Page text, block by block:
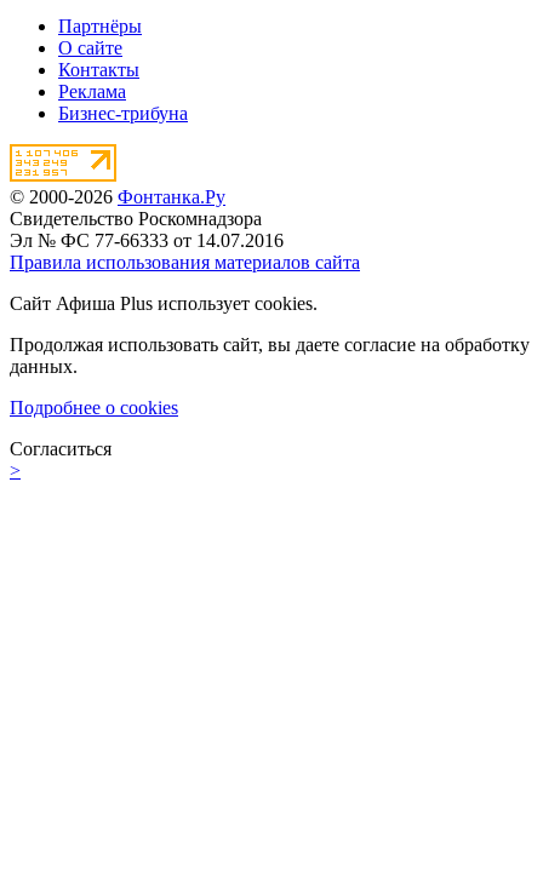
Партнёры
О сайте
Контакты
Реклама
Бизнес-трибуна
© 2000-2026 Фонтанка.Ру
Свидетельство Роскомнадзора
Эл № ФС 77-66333 от 14.07.2016
Правила использования материалов сайта
Сайт Афиша Plus использует cookies.
Продолжая использовать сайт, вы даете согласие на обработку
данных.
Подробнее о cookies
Согласиться
>